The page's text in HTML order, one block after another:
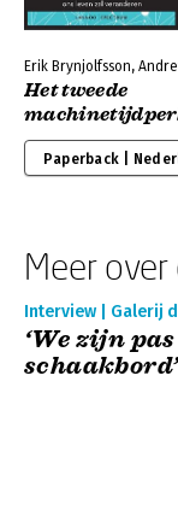
Erik Brynjolfsson,
Het tweede
Paperback |
Meer
Interview | Galerij
‘We zijn
schaakbord’